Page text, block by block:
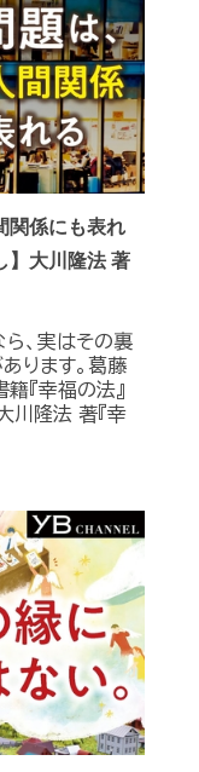
関係にも表れ
】大川隆法 著
、実はその裏
ります。葛藤
『幸福の法』
川隆法 著『幸